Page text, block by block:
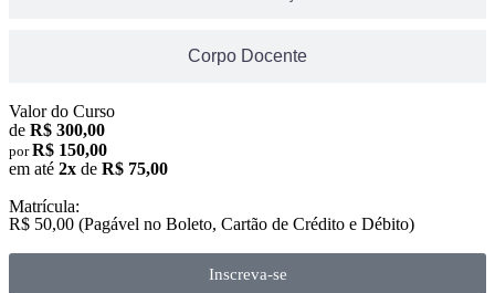
Corpo Docente
Valor do Curso
de R$ 300,00
porR$ 150,00
em até 2x de R$ 75,00
Matrícula:
R$ 50,00 (Pagável no Boleto, Cartão de Crédito e Débito)
Inscreva-se